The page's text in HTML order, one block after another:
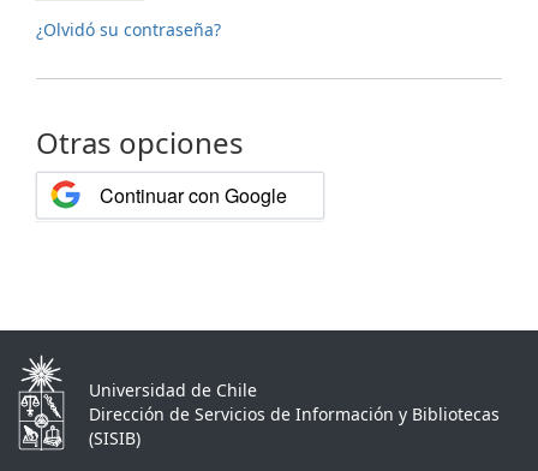
¿Olvidó su contraseña?
Otras opciones
Continuar con Google
Universidad de Chile
Dirección de Servicios de Información y Bibliotecas
(SISIB)